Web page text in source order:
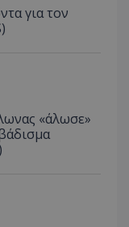
για τον
«άλωσε»